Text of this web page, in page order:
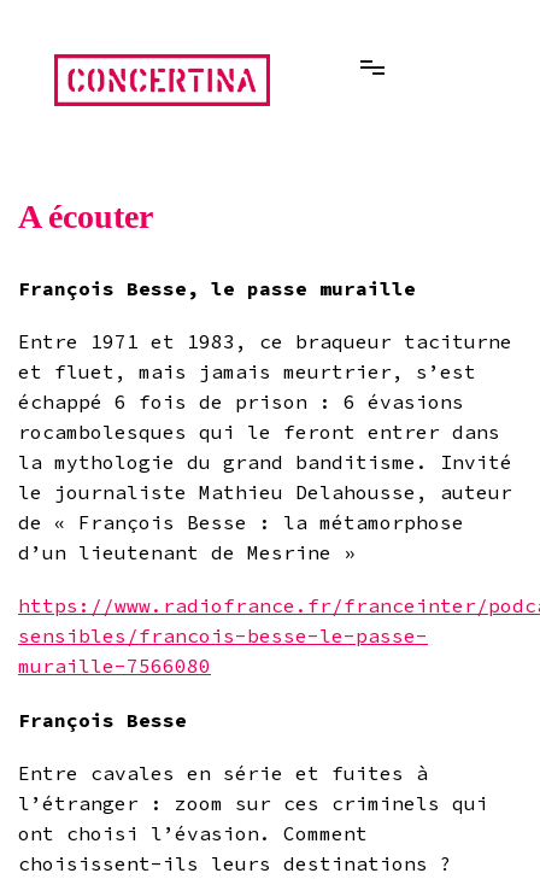
contenu
A écouter
François Besse, le passe muraille
Entre 1971 et 1983, ce braqueur taciturne
et fluet, mais jamais meurtrier, s’est
échappé 6 fois de prison : 6 évasions
rocambolesques qui le feront entrer dans
la mythologie du grand banditisme. Invité
le journaliste Mathieu Delahousse, auteur
de « François Besse : la métamorphose
d’un lieutenant de Mesrine »
https://www.radiofrance.fr/franceinter/
sensibles/francois-besse-le-passe-
muraille-7566080
François Besse
Entre cavales en série et fuites à
l’étranger : zoom sur ces criminels qui
ont choisi l’évasion. Comment
choisissent-ils leurs destinations ?